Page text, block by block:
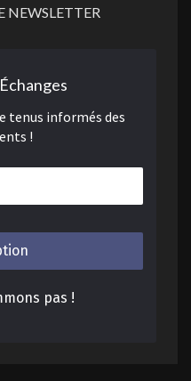
NEWSLETTER
tenus informés des
!
pas !